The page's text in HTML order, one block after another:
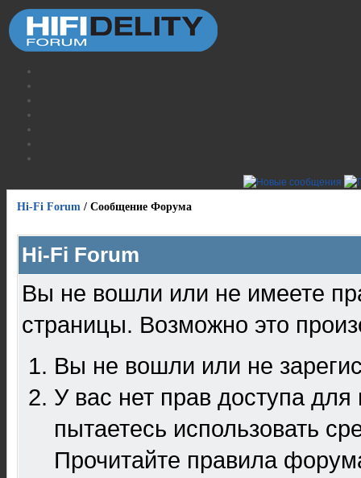
Hi-Fi Forum / Сообщение Форума
Hi-Fi Forum
Вы не вошли или не имеете
страницы. Возможно это
Вы не вошли или не
У вас нет прав доступа
пытаетесь использовать
Прочитайте правила